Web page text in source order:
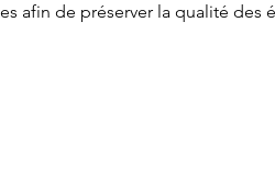
afin de préserver la qualité